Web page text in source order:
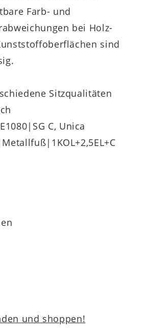
Farb- und
bei Holz-
sind
Sitzqualitäten
C, Unica
und shoppen!